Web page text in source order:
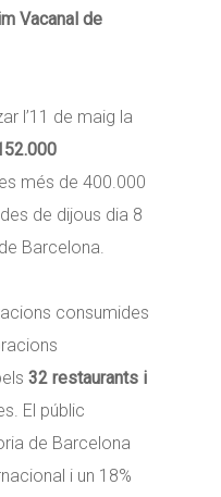
Vacanal de
l’11 de maig la
més de 400.000
de dijous dia 8
de Barcelona.
consumides
32 restaurants i
El públic
de Barcelona
i un 18%